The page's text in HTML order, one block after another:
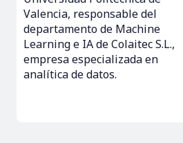
Valencia, responsable del
departamento de Machine
Learning e IA de Colaitec S.L.,
empresa especializada en
analítica de datos.